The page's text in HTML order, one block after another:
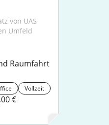
von UAS
Umfeld
Raumfahrt
Vollzeit
€